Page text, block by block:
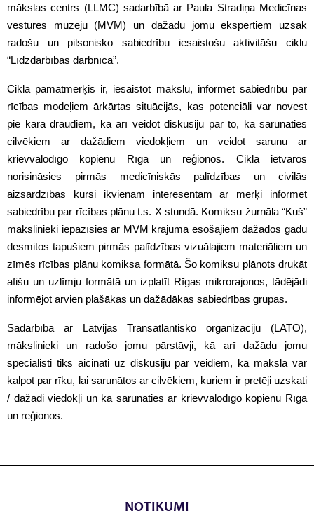
mākslas centrs (LLMC) sadarbībā ar Paula Stradiņa Medicīnas
vēstures muzeju (MVM) un dažādu jomu ekspertiem uzsāk
radošu un pilsonisko sabiedrību iesaistošu aktivitāšu ciklu
“Līdzdarbības darbnīca”.
Cikla pamatmērķis ir, iesaistot mākslu, informēt sabiedrību par
rīcības modeļiem ārkārtas situācijās, kas potenciāli var novest
pie kara draudiem, kā arī veidot diskusiju par to, kā sarunāties
cilvēkiem ar dažādiem viedokļiem un veidot sarunu ar
krievvalodīgo kopienu Rīgā un reģionos. Cikla ietvaros
norisināsies pirmās medicīniskās palīdzības un civilās
aizsardzības kursi ikvienam interesentam ar mērķi informēt
sabiedrību par rīcības plānu t.s. X stundā. Komiksu žurnāla “Kuš”
mākslinieki iepazīsies ar MVM krājumā esošajiem dažādos gadu
desmitos tapušiem pirmās palīdzības vizuālajiem materiāliem un
zīmēs rīcības plānu komiksa formātā. Šo komiksu plānots drukāt
afišu un uzlīmju formātā un izplatīt Rīgas mikrorajonos, tādējādi
informējot arvien plašākas un dažādākas sabiedrības grupas.
Sadarbībā ar Latvijas Transatlantisko organizāciju (LATO),
mākslinieki un radošo jomu pārstāvji, kā arī dažādu jomu
speciālisti tiks aicināti uz diskusiju par veidiem, kā māksla var
kalpot par rīku, lai sarunātos ar cilvēkiem, kuriem ir pretēji uzskati
/ dažādi viedokļi un kā sarunāties ar krievvalodīgo kopienu Rīgā
un reģionos.
NOTIKUMI